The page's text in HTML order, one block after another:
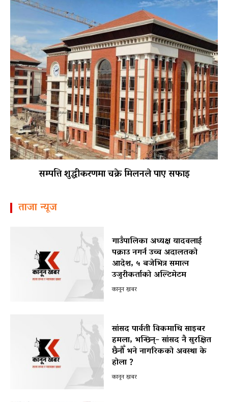
सम्पत्ति शुद्धीकरणमा चक्रे मिलनले पाए सफाइ
ताजा न्यूज
गाउँपालिका अध्यक्ष यादवलाई
पक्राउ नगर्न उच्च अदालतको
आदेश, ५ बजेभित्र समात्न
उजुरीकर्ताको अल्टिमेटम
कानून खबर
सांसद पार्वती विकमाथि साइबर
हमला, भन्छिन्– सांसद नै सुरक्षित
छैनौँ भने नागरिकको अवस्था के
होला ?
कानून खबर